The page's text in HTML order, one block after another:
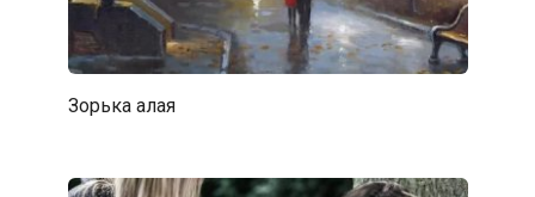
Зорька алая